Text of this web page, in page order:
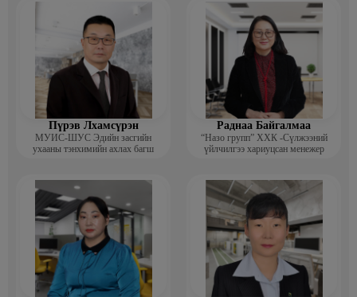
Пүрэв Лхамсүрэн
МУИС-ШУС Эдийн засгийн
ухааны тэнхимийн ахлах багш
Раднаа Байгалмаа
“Назо групп” ХХК -Сүлжээний
үйлчилгээ хариуцсан менежер